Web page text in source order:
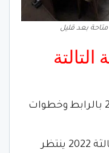
ونتيجة تنسيق مرحلة الثالثة 2022 بالرابط وخطوات
بعد غلق بابا تسجيل المرحلة الثالثة 2022 ينتظر